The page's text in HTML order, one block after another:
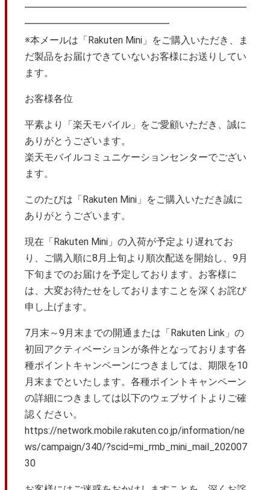
━━━━━━━━━━━━━━━━━━━━━━━
━━━━━━━━━━━━━━━
※本メールは「Rakuten Mini」をご購入いただき、ま
だ製品をお届けできていないお客様にお送りしてい
ます。
お客様各位
平素より「楽天モバイル」をご愛顧いただき、誠に
ありがとうございます。
楽天モバイルコミュニケーションセンターでござい
ます。
このたびは「Rakuten Mini」をご購入いただき誠に
ありがとうございます。
現在「Rakuten Mini」の入荷が予定より遅れてお
り、ご購入順に8月上旬より順次配送を開始し、9月
下旬までのお届けを予定しております。お客様に
は、大変お待たせをしておりますことを深くお詫び
申し上げます。
7月末～9月末までの開通または「Rakuten Link」の
初回アクティベーションが条件となっております各
種ポイントキャンペーンにつきましては、期限を10
月末までといたします。各種ポイントキャンペーン
の詳細につきましては以下のウェブサイトよりご確
認ください。
https://network.mobile.rakuten.co.jp/information/ne
ws/campaign/340/?scid=mi_rmb_mini_mail_202007
30